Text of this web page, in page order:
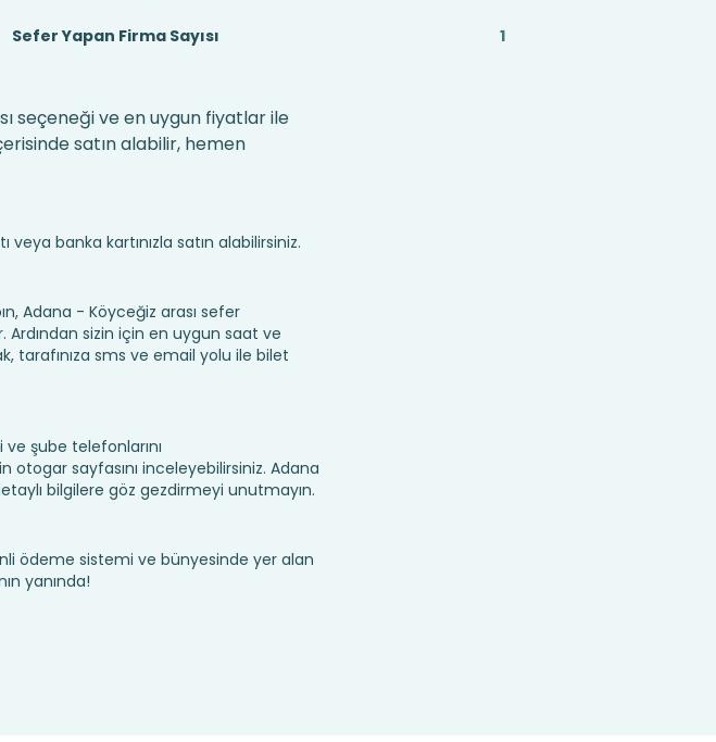
Sefer Yapan Firma Sayısı 1
seçeneği ve en uygun fiyatlar ile
satın alabilir, hemen
banka kartınızla satın alabilirsiniz.
Adana - Köyceğiz arası sefer
sizin için en uygun saat ve
tarafınıza sms ve email yolu ile bilet
şube telefonlarını
otogar sayfasını inceleyebilirsiniz. Adana
bilgilere göz gezdirmeyi unutmayın.
ödeme sistemi ve bünyesinde yer alan
yanında!